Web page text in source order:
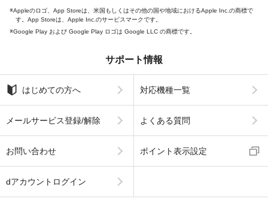
Appleのロゴ、App Storeは、米国もしくはその他の国や地域におけるApple Inc.の商標で
す。App Storeは、Apple Inc.のサービスマークです。
Google Play および Google Play ロゴは Google LLC の商標です。
サポート情報
はじめての方へ 対応機種一覧
メールサービス登録/解除 よくある質問
お問い合わせ ポイント表示設定
dアカウントログイン